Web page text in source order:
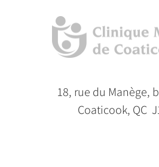
18, rue du Manège,
Coaticook, QC